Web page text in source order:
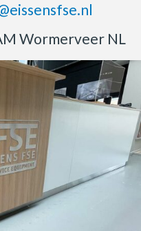
Wormerveer NL